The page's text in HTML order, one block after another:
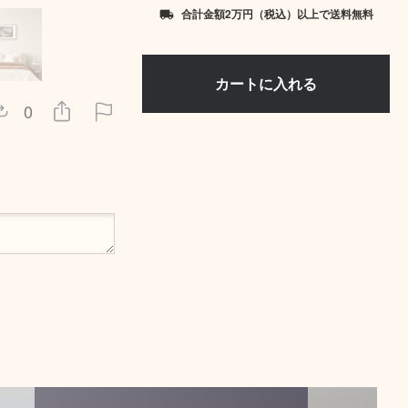
0
local_shipping 合計金額2万円（税込）以上で送料無料